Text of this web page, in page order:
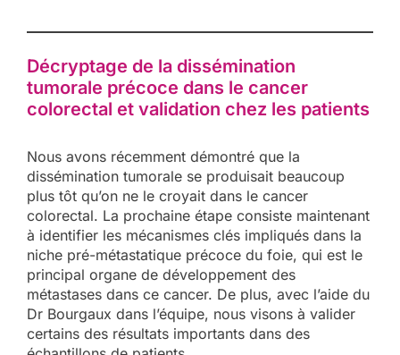
Décryptage de la dissémination
tumorale précoce dans le cancer
colorectal et validation chez les patients
Nous avons récemment démontré que la
dissémination tumorale se produisait beaucoup
plus tôt qu’on ne le croyait dans le cancer
colorectal. La prochaine étape consiste maintenant
à identifier les mécanismes clés impliqués dans la
niche pré-métastatique précoce du foie, qui est le
principal organe de développement des
métastases dans ce cancer. De plus, avec l’aide du
Dr Bourgaux dans l’équipe, nous visons à valider
certains des résultats importants dans des